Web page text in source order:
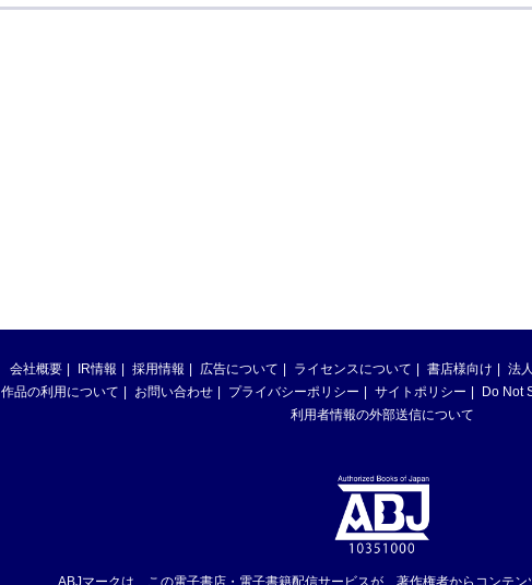
会社概要 IR情報 採用情報 広告について ライセンスについて 書店様向け 法
作品の利用について
お問い合わせ プライバシーポリシー サイトポリシー
Do Not
利用者情報の外部送信について